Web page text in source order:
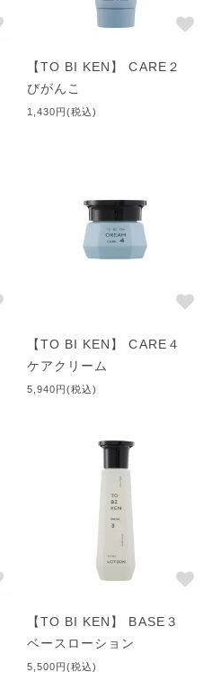
を守りながらメイクの汚れや皮脂
。
ょう。 手で持てないぐらいの熱
逆に乾燥を伴ってしまうことがあ
しょう。 「粉」というのは、
すい性質があるので、大切な皮脂
じやすくなってしまいます。 で
リームでメイク下地を整えた後、
【TO BI KEN】 CARE２
びがんこ
1,430円(税込)
【TO BI KEN】 CARE４
ケアクリーム
5,940円(税込)
【TO BI KEN】 BASE３
ベースローション
5,500円(税込)